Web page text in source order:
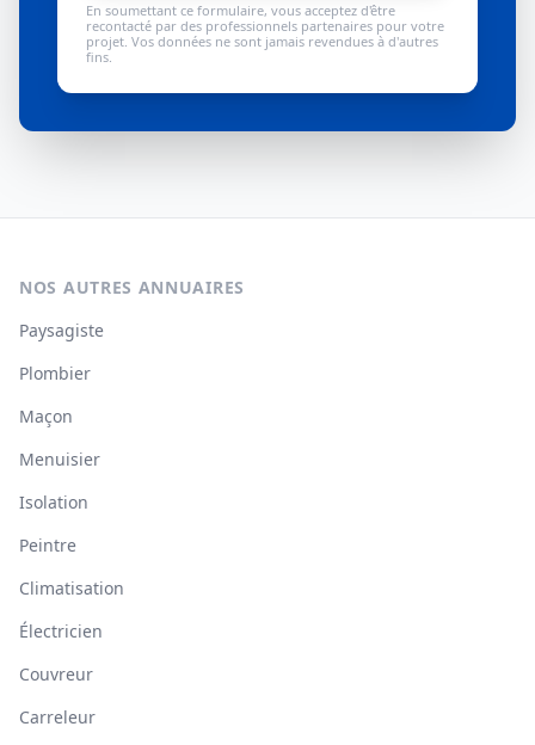
En soumettant ce formulaire, vous acceptez d'être
recontacté par des professionnels partenaires pour votre
projet. Vos données ne sont jamais revendues à d'autres
fins.
NOS AUTRES ANNUAIRES
Paysagiste
Plombier
Maçon
Menuisier
Isolation
Peintre
Climatisation
Électricien
Couvreur
Carreleur